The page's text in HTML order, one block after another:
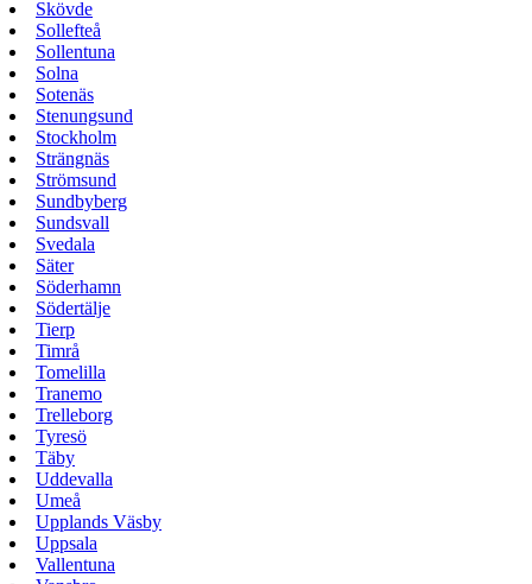
Skövde
Sollefteå
Sollentuna
Solna
Sotenäs
Stenungsund
Stockholm
Strängnäs
Strömsund
Sundbyberg
Sundsvall
Svedala
Säter
Söderhamn
Södertälje
Tierp
Timrå
Tomelilla
Tranemo
Trelleborg
Tyresö
Täby
Uddevalla
Umeå
Upplands Väsby
Uppsala
Vallentuna